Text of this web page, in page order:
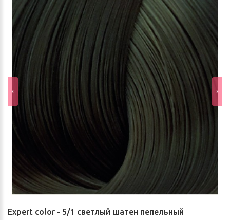
Expert color - 5/1 светлый шатен пепельный